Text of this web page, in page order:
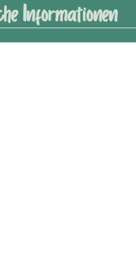
Informationen